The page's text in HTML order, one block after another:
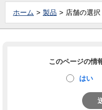
ホーム 製品 店舗の選択
このページの情
はい